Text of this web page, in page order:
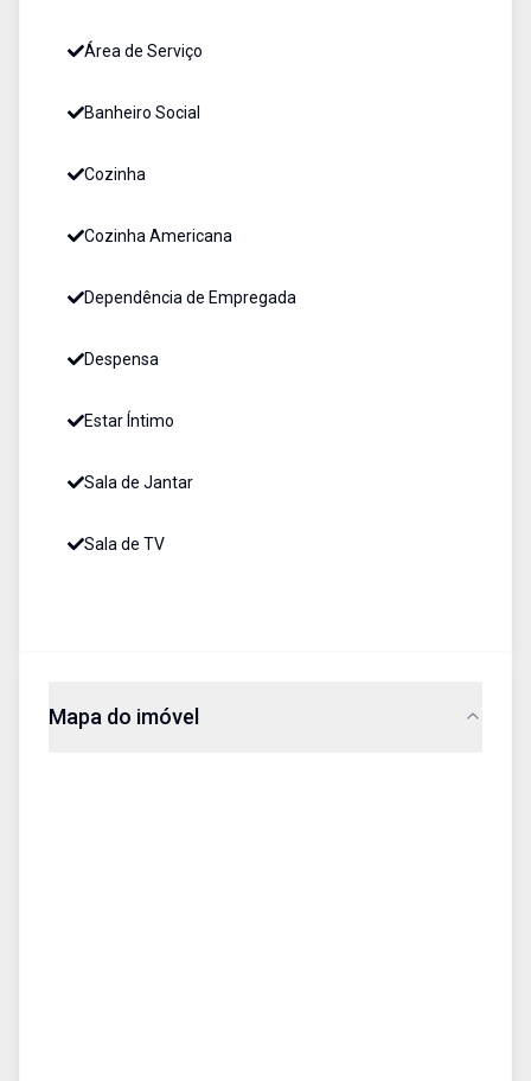
Área de Serviço
Banheiro Social
Cozinha
Cozinha Americana
Dependência de Empregada
Despensa
Estar Íntimo
Sala de Jantar
Sala de TV
Mapa do imóvel